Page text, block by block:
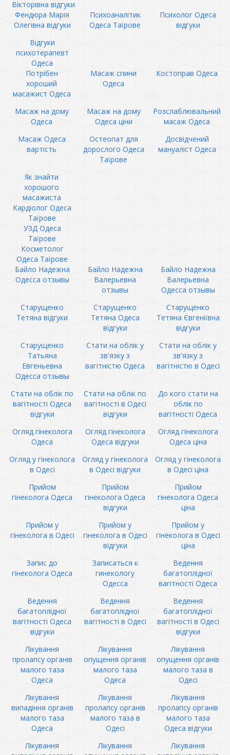
Вікторівна відгуки
Фендюра Марія
Олегівна відгуки
Психоаналітик
Одеса Таїрове
Психолог Одеса
відгуки
Відгуки
психотерапевт
Одеса
Потрібен
хороший
масажист Одеса
Масаж спини
Одеса
Костоправ Одеса
Масаж на дому
Одеса
Масаж на дому
Одеса ціни
Розслаблювальний
масаж Одеса
Масаж Одеса
вартість
Остеопат для
дорослого Одеса
Таїрове
Досвідчений
мануаліст Одеса
Як знайти
хорошого
масажиста
Кардіолог Одеса
Таїрове
УЗД Одеса
Таїрове
Косметолог
Одеса Таїрове
Байло Надежна
Одесса отзывы
Байло Надежна
Валерьевна
отзывы
Байло Надежна
Валерьевна
Одесса отзывы
Старущенко
Тетяна відгуки
Старущенко
Тетяна Одеса
відгуки
Старущенко
Тетяна Євгеніївна
відгуки
Старущенко
Татьяна
Евгеньевна
Одесса отзывы
Стати на облік у
зв'язку з
вагітністю Одеса
Стати на облік у
зв'язку з
вагітністю в Одесі
Стати на облік по
вагітності Одеса
відгуки
Стати на облік по
вагітності в Одесі
відгуки
До кого стати на
облік по
вагітності Одеса
Огляд гінеколога
Одеса
Огляд гінеколога
Одеса відгуки
Огляд гінеколога
Одеса ціна
Огляд у гінеколога
в Одесі
Огляд у гінеколога
в Одесі відгуки
Огляд у гінеколога
в Одесі ціна
Прийом
гінеколога Одеса
Прийом
гінеколога Одеса
відгуки
Прийом
гінеколога Одеса
ціна
Прийом у
гінеколога в Одесі
Прийом у
гінеколога в Одесі
відгуки
Прийом у
гінеколога в Одесі
ціна
Запис до
гінеколога Одеса
Записаться к
гинекологу
Одесса
Ведення
багатоплідної
вагітності Одеса
Ведення
багатоплідної
вагітності Одеса
відгуки
Ведення
багатоплідної
вагітності в Одесі
Ведення
багатоплідної
вагітності в Одесі
відгуки
Лікування
пролапсу органів
малого таза
Одеса
Лікування
опущення органів
малого таза
Одеса
Лікування
опущення органів
малого таза в
Одесі
Лікування
випадіння органів
малого таза
Одеса
Лікування
пролапсу органів
малого таза в
Одесі
Лікування
пролапсу органів
малого таза
Одеса відгуки
Лікування
Лікування
Лікування